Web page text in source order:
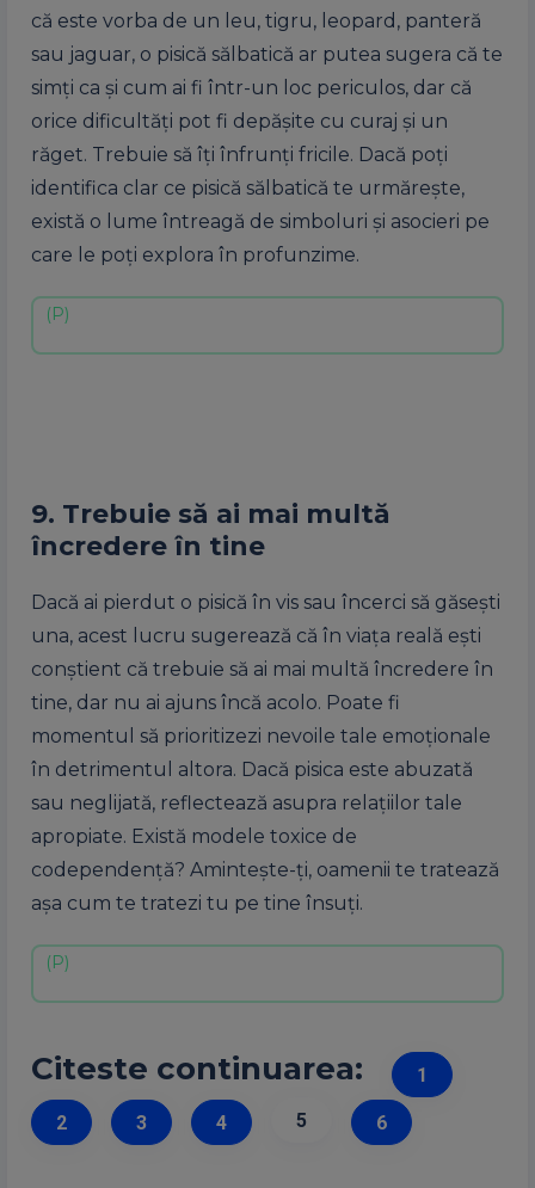
că este vorba de un leu, tigru, leopard, panteră
sau jaguar, o pisică sălbatică ar putea sugera că te
simți ca și cum ai fi într-un loc periculos, dar că
orice dificultăți pot fi depășite cu curaj și un
răget. Trebuie să îți înfrunți fricile. Dacă poți
identifica clar ce pisică sălbatică te urmărește,
există o lume întreagă de simboluri și asocieri pe
care le poți explora în profunzime.
9. Trebuie să ai mai multă
încredere în tine
Dacă ai pierdut o pisică în vis sau încerci să găsești
una, acest lucru sugerează că în viața reală ești
conștient că trebuie să ai mai multă încredere în
tine, dar nu ai ajuns încă acolo. Poate fi
momentul să prioritizezi nevoile tale emoționale
în detrimentul altora. Dacă pisica este abuzată
sau neglijată, reflectează asupra relațiilor tale
apropiate. Există modele toxice de
codependență? Amintește-ți, oamenii te tratează
așa cum te tratezi tu pe tine însuți.
Citeste continuarea: 1
2 3 4 5 6